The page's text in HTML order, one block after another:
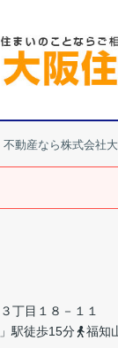
動産なら株式会社
３丁目１８－１１
駅徒歩15分
福知